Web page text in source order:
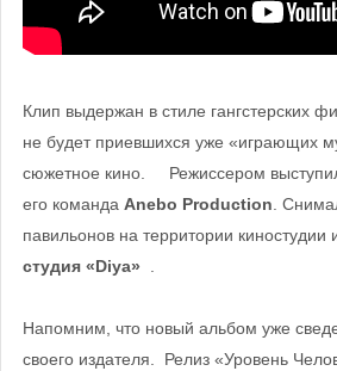
Клип выдержан в стиле гангстерских
не будет приевшихся уже «играющих
сюжетное кино. Режиссером
его команда Anebo Production .
павильонов на территории
студия «Diya»
Напомним, что новый альбом уже
своего издателя. Релиз «Уровень